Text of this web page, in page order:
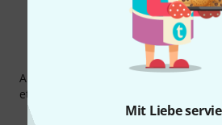
Mit Liebe
Thomann
Abonniere den Thomann Newsletter
etwas Glück einen von
Inspirierende Beiträge
Deals